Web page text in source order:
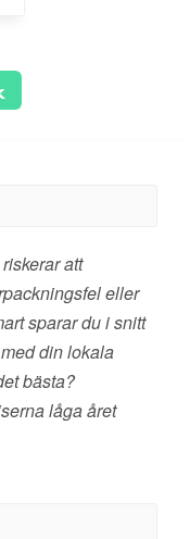
att
eller
sparar du i snitt
din lokala
bästa?
låga året